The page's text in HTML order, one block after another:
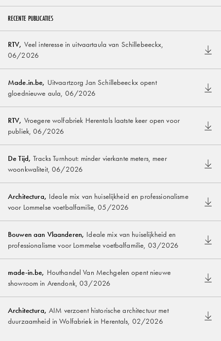
RECENTE PUBLICATIES
RTV, Veel interesse in uitvaartaula van Schillebeeckx,
06/2026
Made.in.be, Uitvaartzorg Jan Schillebeeckx opent
gloednieuwe aula, 06/2026
RTV, Vroegere wolfabriek Herentals laatste keer open voor
publiek,06/2026
De Tijd, Tracks Turnhout: minder vierkante meters, meer
woonkwaliteit,06/2026
Architectura, Ideale mix van huiselijkheid en professionalisme
voor Lommelse voetbalfamilie,05/2026
Bouwen aan Vlaanderen, Ideale mix van huiselijkheid en
professionalisme voor Lommelse voetbalfamilie, 03/2026
made-in.be, Houthandel Van Mechgelen opent nieuwe
showroom in Arendonk,03/2026
Architectura, AIM verzoent historische architectuur met
duurzaamheid in Wolfabriek in Herentals, 02/2026